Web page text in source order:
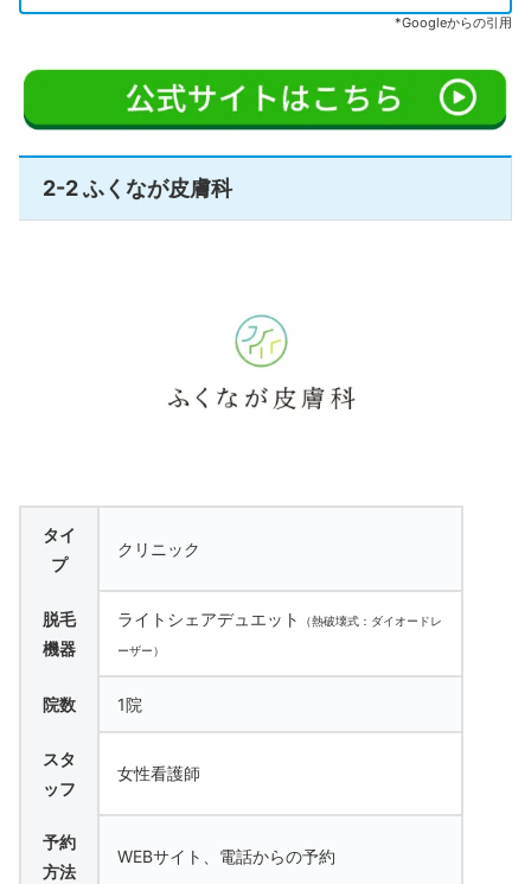
*Googleからの引用
2-2 ふくなが皮膚科
タイ
プ
クリニック
脱毛
機器
ライトシェアデュエット （熱破壊式：ダイオードレ
ーザー）
院数 1院
スタ
ッフ
女性看護師
予約
方法
WEBサイト、電話からの予約